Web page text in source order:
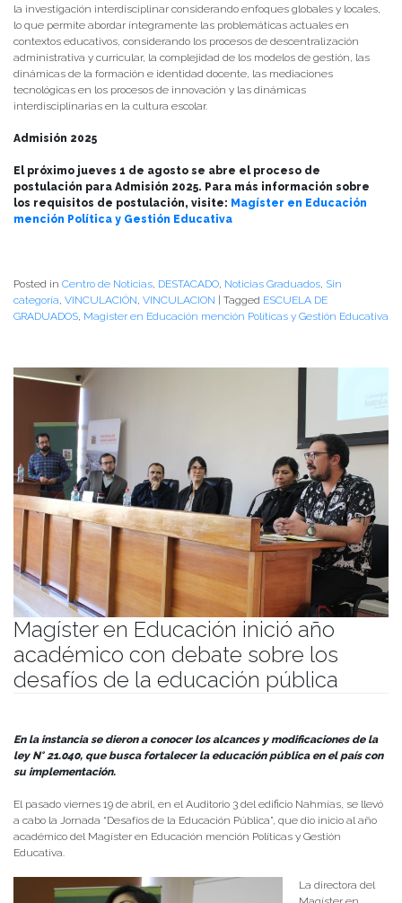
la investigación interdisciplinar considerando enfoques globales y locales,
lo que permite abordar íntegramente las problemáticas actuales en
contextos educativos, considerando los procesos de descentralización
administrativa y curricular, la complejidad de los modelos de gestión, las
dinámicas de la formación e identidad docente, las mediaciones
tecnológicas en los procesos de innovación y las dinámicas
interdisciplinarias en la cultura escolar.
Admisión 2025
El próximo jueves 1 de agosto se abre el proceso de
postulación para Admisión 2025. Para más información sobre
los requisitos de postulación, visite: Magíster en Educación
mención Política y Gestión Educativa
Posted in Centro de Noticias, DESTACADO, Noticias Graduados, Sin
categoría, VINCULACIÓN, VINCULACION | Tagged ESCUELA DE
GRADUADOS, Magister en Educación mención Políticas y Gestión Educativa
Magíster en Educación inició año
académico con debate sobre los
desafíos de la educación pública
En la instancia se dieron a conocer los alcances y modificaciones de la
ley N° 21.040, que busca fortalecer la educación pública en el país con
su implementación.
El pasado viernes 19 de abril, en el Auditorio 3 del edificio Nahmías, se llevó
a cabo la Jornada “Desafíos de la Educación Pública”, que dio inicio al año
académico del Magíster en Educación mención Políticas y Gestión
Educativa.
La directora del